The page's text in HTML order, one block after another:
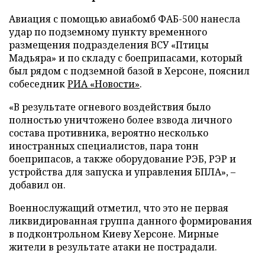
Авиация с помощью авиабомб ФАБ-500 нанесла
удар по подземному пункту временного
размещения подразделения ВСУ «Птицы
Мадьяра» и по складу с боеприпасами, который
был рядом с подземной базой в Херсоне, пояснил
собеседникРИА «Новости».
«В результате огневого воздействия было
полностью уничтожено более взвода личного
состава противника, вероятно несколько
иностранных специалистов, пара тонн
боеприпасов, а также оборудование РЭБ, РЭР и
устройства для запуска и управления БПЛА», –
добавил он.
Военнослужащий отметил, что это не первая
ликвидированная группа данного формирования
в подконтрольном Киеву Херсоне. Мирные
жители в результате атаки не пострадали.